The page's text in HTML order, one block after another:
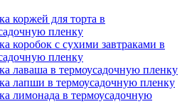
коржей для торта в
пленку
коробок с сухими завтраками в
пленку
лаваша в термоусадочную пленку
лапши в термоусадочную пленку
лимонада в термоусадочную